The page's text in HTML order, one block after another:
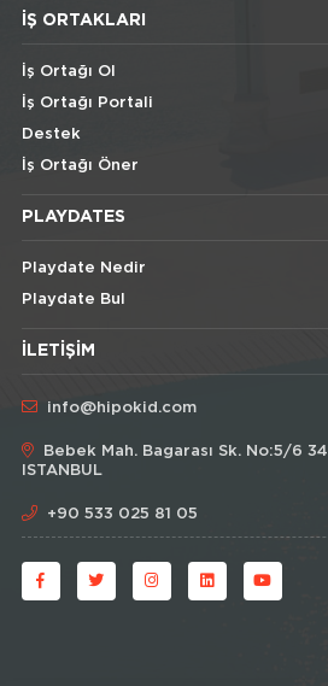
İŞ ORTAKLARI
İş Ortağı Ol
İş Ortağı Portali
Destek
İş Ortağı Öner
PLAYDATES
Playdate Nedir
Playdate Bul
İLETIŞIM
info@hipokid.com
Bebek Mah. Bagarası Sk. No:5/6
ISTANBUL
+90 533 025 81 05